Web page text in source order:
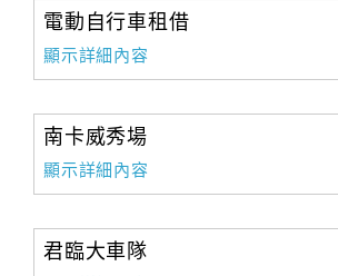
電動自行車租借
顯示詳細內容
南卡威秀場
顯示詳細內容
君臨大車隊